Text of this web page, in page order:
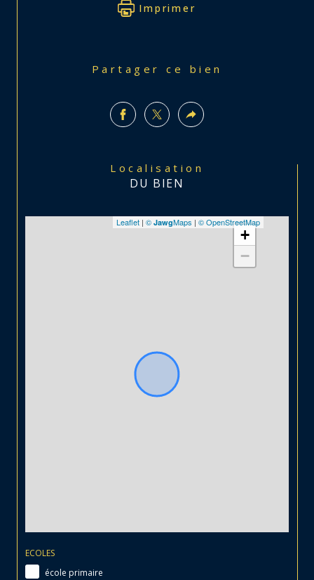
Imprimer
Partager ce bien
Localisation
DU BIEN
+
−
Leaflet | © JawgMaps | © OpenStreetMap
ECOLES
école primaire